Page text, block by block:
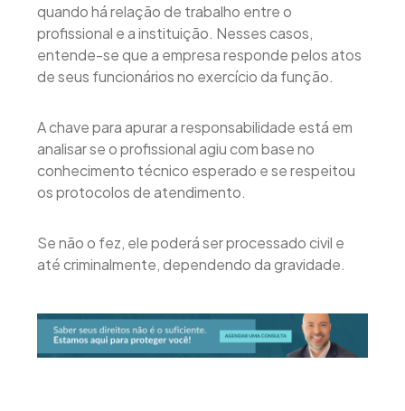
quando há relação de trabalho entre o
profissional e a instituição. Nesses casos,
entende-se que a empresa responde pelos atos
de seus funcionários no exercício da função.
A chave para apurar a responsabilidade está em
analisar se o profissional agiu com base no
conhecimento técnico esperado e se respeitou
os protocolos de atendimento.
Se não o fez, ele poderá ser processado civil e
até criminalmente, dependendo da gravidade.